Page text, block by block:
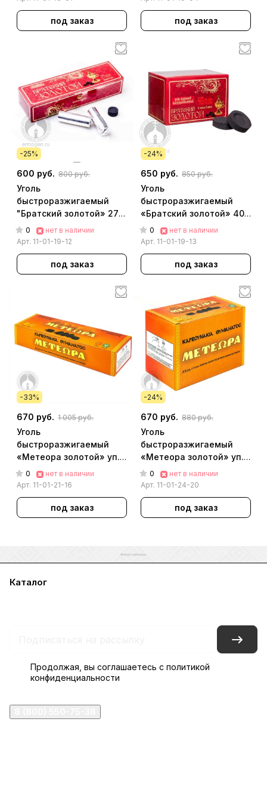
под заказ под заказ
-25%
600 руб. 800 руб.
Уголь
быстроразжигаемый
"Братский золотой» 27
мм [6 шт в брикете][20
брик в упак.]
0
нет в наличии
Арт. 11-01-19-12
под заказ
-24%
650 руб. 850 руб.
Уголь
быстроразжигаемый
«Братский золотой» 40
мм [5 шт в брикете][6
брик. в упак.]
0
нет в наличии
Арт. 11-01-19-13
под заказ
-33%
670 руб. 1 005 руб.
Уголь
быстроразжигаемый
«Метеора золотой» уп.
[6 табл,d=27мм] [20
брикетов в уп.]
0
нет в наличии
Арт. 11-01-21-16
под заказ
-24%
670 руб. 880 руб.
Уголь
быстроразжигаемый
«Метеора золотой» уп.
[4 табл, d=50мм] [5
брикетов в уп.]
0
нет в наличии
Арт. 11-01-24-20
под заказ
Каталог
Продолжая, вы соглашаетесь с политикой
конфиденциальности